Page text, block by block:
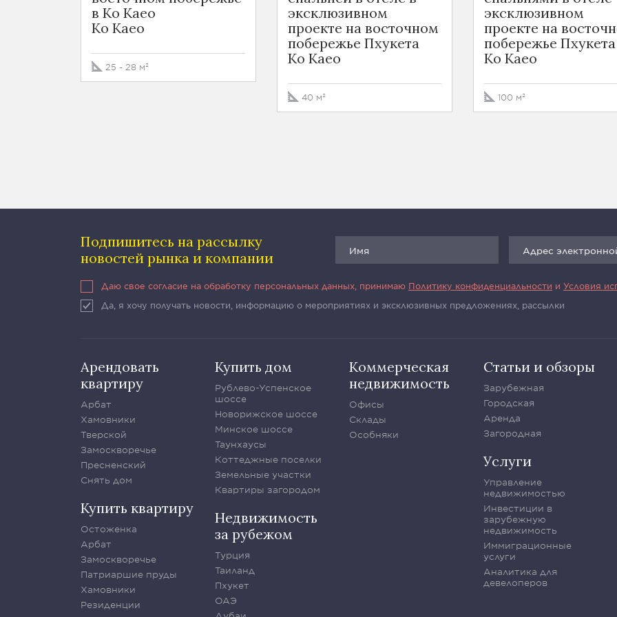
в Ко Каео
Ko Kaeo
25 - 28 м²
эксклюзивном
проекте на восточном
побережье Пхукета
Ko Kaeo
40 м²
эксклюзивном
проекте на
побережье Пхукета
Ko Kaeo
100 м²
Подпишитесь на рассылку
новостей рынка и компании
Даю свое согласие на обработку персональных данных, принимаю Политику конфиденциальности и Условия
Да, я хочу получать новости, информацию о мероприятиях и эксклюзивных предложениях, рассылки
Арендовать
квартиру
Арбат
Хамовники
Тверской
Замоскворечье
Пресненский
Снять дом
Купить квартиру
Остоженка
Арбат
Замоскворечье
Патриаршие пруды
Хамовники
Резиденции
Купить дом
Рублево-Успенское
шоссе
Новорижское шоссе
Минское шоссе
Таунхаусы
Коттеджные поселки
Земельные участки
Квартиры загородом
Недвижимость
за рубежом
Турция
Таиланд
Пхукет
ОАЭ
Коммерческая
недвижимость
Офисы
Склады
Особняки
Статьи и обзоры
Зарубежная
Городская
Аренда
Загородная
Услуги
Управление
недвижимостью
Инвестиции в
зарубежную
недвижимость
Иммиграционные
услуги
Аналитика для
девелоперов